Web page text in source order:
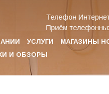
УСЛУГИ МАГАЗИНЫ
И ОБЗОРЫ
Телефон
Приём